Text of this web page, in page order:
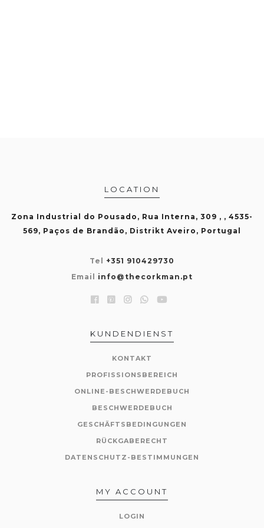
LOCATION
Zona Industrial do Pousado, Rua Interna, 309 , , 4535-
569, Paços de Brandão, Distrikt Aveiro, Portugal
Tel +351 910429730
Email info@thecorkman.pt
KUNDENDIENST
KONTAKT
PROFISSIONSBEREICH
ONLINE-BESCHWERDEBUCH
BESCHWERDEBUCH
GESCHÄFTSBEDINGUNGEN
RÜCKGABERECHT
DATENSCHUTZ-BESTIMMUNGEN
MY ACCOUNT
LOGIN